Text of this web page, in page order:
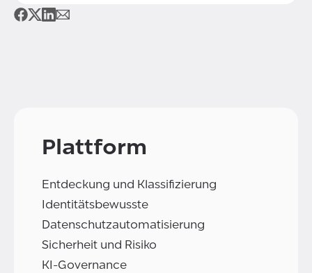
Plattform
Entdeckung und Klassifizierung
Identitätsbewusste
Datenschutzautomatisierung
Sicherheit und Risiko
KI-Governance